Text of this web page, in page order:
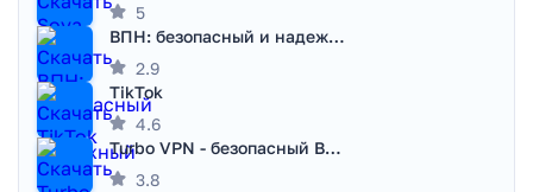
5
ВПН: безопасный и надежный VPN
2.9
TikTok
4.6
Turbo VPN - безопасный ВПН
3.8